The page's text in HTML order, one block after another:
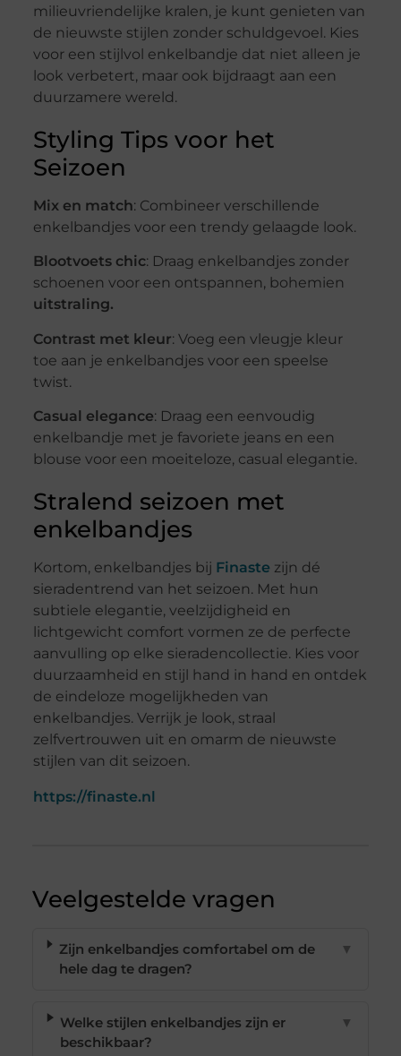
milieuvriendelijke kralen, je kunt genieten van
de nieuwste stijlen zonder schuldgevoel. Kies
voor een stijlvol enkelbandje dat niet alleen je
look verbetert, maar ook bijdraagt aan een
duurzamere wereld.
Styling Tips voor het
Seizoen
Mix en match: Combineer verschillende
enkelbandjes voor een trendy gelaagde look.
Blootvoets chic: Draag enkelbandjes zonder
schoenen voor een ontspannen, bohemien
uitstraling.
Contrast met kleur: Voeg een vleugje kleur
toe aan je enkelbandjes voor een speelse
twist.
Casual elegance: Draag een eenvoudig
enkelbandje met je favoriete jeans en een
blouse voor een moeiteloze, casual elegantie.
Stralend seizoen met
enkelbandjes
Kortom, enkelbandjes bij Finaste zijn dé
sieradentrend van het seizoen. Met hun
subtiele elegantie, veelzijdigheid en
lichtgewicht comfort vormen ze de perfecte
aanvulling op elke sieradencollectie. Kies voor
duurzaamheid en stijl hand in hand en ontdek
de eindeloze mogelijkheden van
enkelbandjes. Verrijk je look, straal
zelfvertrouwen uit en omarm de nieuwste
stijlen van dit seizoen.
https://finaste.nl
Veelgestelde vragen
Zijn enkelbandjes comfortabel om de
hele dag te dragen?
▼
Welke stijlen enkelbandjes zijn er
beschikbaar?
▼